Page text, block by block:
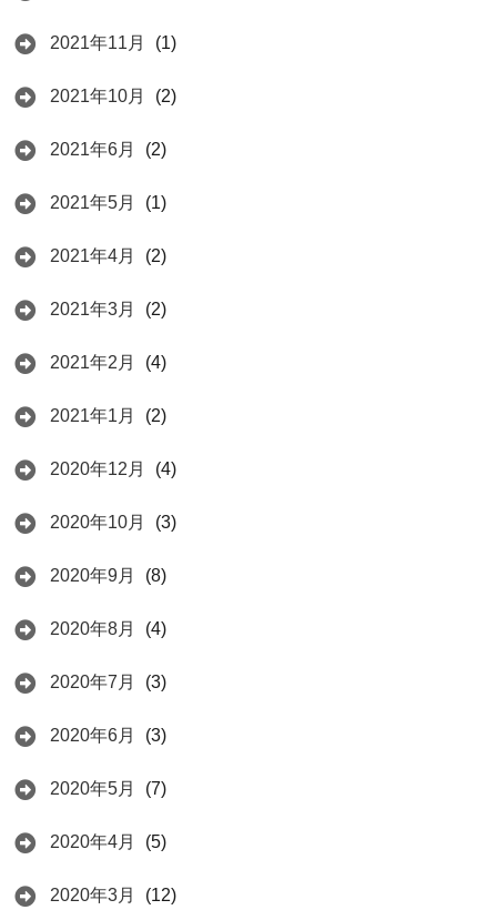
2021年11月 (1)
2021年10月 (2)
2021年6月 (2)
2021年5月 (1)
2021年4月 (2)
2021年3月 (2)
2021年2月 (4)
2021年1月 (2)
2020年12月 (4)
2020年10月 (3)
2020年9月 (8)
2020年8月 (4)
2020年7月 (3)
2020年6月 (3)
2020年5月 (7)
2020年4月 (5)
2020年3月 (12)